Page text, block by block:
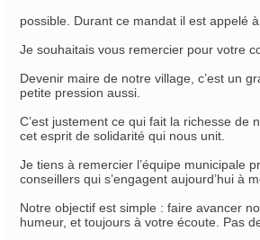
possible. Durant ce mandat il est appelé
Je souhaitais vous remercier pour votre
Devenir maire de notre village, c’est un
petite pression aussi.
C’est justement ce qui fait la richesse de
cet esprit de solidarité qui nous unit.
Je tiens à remercier l’équipe municipale
conseillers qui s’engagent aujourd’hui à
Notre objectif est simple : faire avancer
humeur, et toujours à votre écoute. Pas